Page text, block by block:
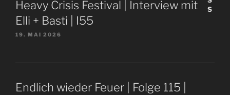
Heavy Crisis Festival | Interview mit
Elli + Basti | I55
19. MAI 2026
Endlich wieder Feuer | Folge 115 |